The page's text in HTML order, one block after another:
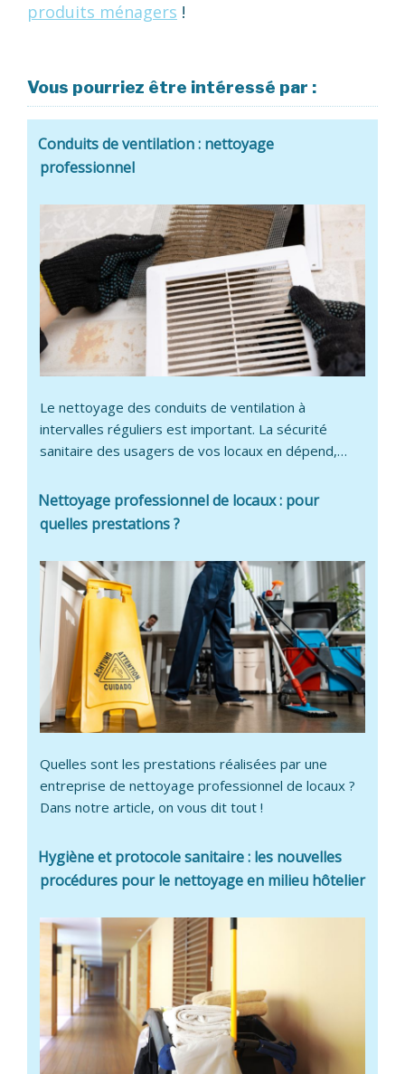
produits ménagers !
Vous pourriez être intéressé par :
Conduits de ventilation : nettoyage
professionnel
Le nettoyage des conduits de ventilation à
intervalles réguliers est important. La sécurité
sanitaire des usagers de vos locaux en dépend,…
Nettoyage professionnel de locaux : pour
quelles prestations ?
Quelles sont les prestations réalisées par une
entreprise de nettoyage professionnel de locaux ?
Dans notre article, on vous dit tout !
Hygiène et protocole sanitaire : les nouvelles
procédures pour le nettoyage en milieu hôtelier